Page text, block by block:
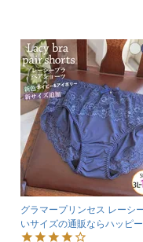
グラマープリンセス レーシ
いサイズの通販ならハッピ